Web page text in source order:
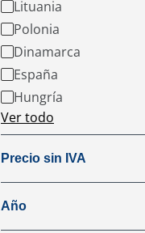
Lituania
Polonia
Dinamarca
España
Hungría
Ver todo
Precio sin IVA
Año